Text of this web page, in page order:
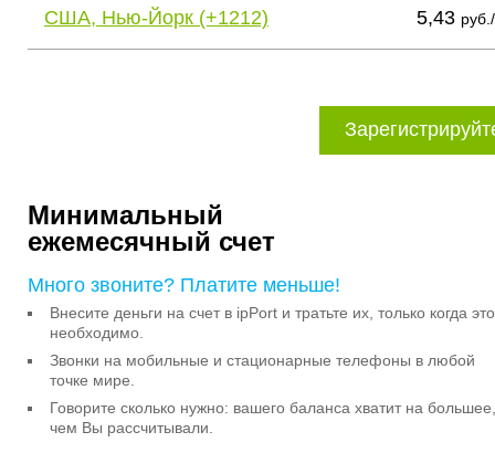
США, Нью-Йорк (+1212) 5,43
Минимальный
ежемесячный счет
Много звоните? Платите меньше!
Внесите деньги на счет в ipPort и тратьте их, только когда это
необходимо.
Звонки на мобильные и стационарные телефоны в любой
точке мире.
Говорите сколько нужно: вашего баланса хватит на большее,
чем Вы рассчитывали.